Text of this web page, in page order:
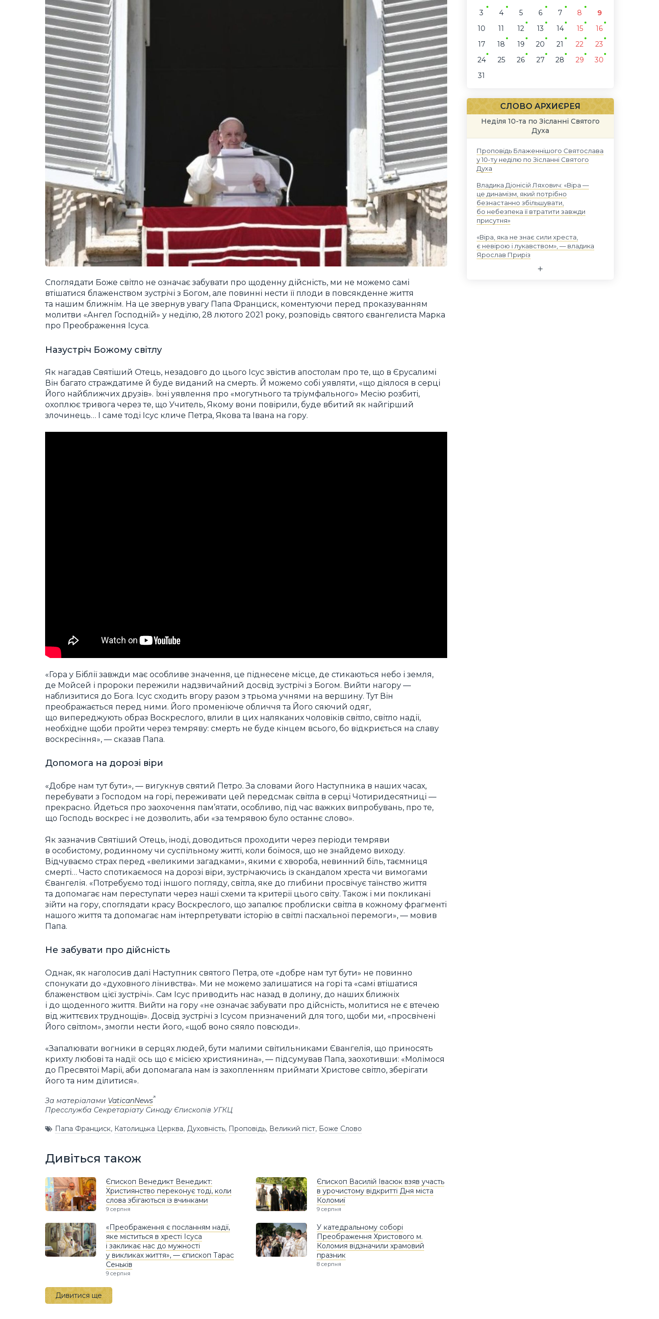
Споглядати Боже світло не означає забувати про щоденну дійсність, ми не можемо самі
втішатися блаженством зустрічі з Богом, але повинні нести її плоди в повсякденне життя
та нашим ближнім. На це звернув увагу Папа Франциск, коментуючи перед проказуванням
молитви «Ангел Господній» у неділю, 28 лютого 2021 року, розповідь святого євангелиста Марка
про Преображення Ісуса.
Назустріч Божому світлу
Як нагадав Святіший Отець, незадовго до цього Ісус звістив апостолам про те, що в Єрусалимі
Він багато страждатиме й буде виданий на смерть. Й можемо собі уявляти, «що діялося в серці
Його найближчих друзів». Їхні уявлення про «могутнього та тріумфального» Месію розбиті,
охоплює тривога через те, що Учитель, Якому вони повірили, буде вбитий як найгірший
злочинець… І саме тоді Ісус кличе Петра, Якова та Івана на гору.
«Гора у Біблії завжди має особливе значення, це піднесене місце, де стикаються небо і земля,
де Мойсей і пророки пережили надзвичайний досвід зустрічі з Богом. Вийти нагору —
наблизитися до Бога. Ісус сходить вгору разом з трьома учнями на вершину. Тут Він
преображається перед ними. Його променіюче обличчя та Його сяючий одяг,
що випереджують образ Воскреслого, влили в цих наляканих чоловіків світло, світло надії,
необхідне щоби пройти через темряву: смерть не буде кінцем всього, бо відкриється на славу
воскресіння», — сказав Папа.
Допомога на дорозі віри
«Добре нам тут бути», — вигукнув святий Петро. За словами його Наступника в наших часах,
перебувати з Господом на горі, переживати цей передсмак світла в серці Чотиридесятниці —
прекрасно. Йдеться про заохочення пам’ятати, особливо, під час важких випробувань, про те,
що Господь воскрес і не дозволить, аби «за темрявою було останнє слово».
Як зазначив Святіший Отець, іноді, доводиться проходити через періоди темряви
в особистому, родинному чи суспільному житті, коли боїмося, що не знайдемо виходу.
Відчуваємо страх перед «великими загадками», якими є хвороба, невинний біль, таємниця
смерті… Часто спотикаємося на дорозі віри, зустрічаючись із скандалом хреста чи вимогами
Євангелія. «Потребуємо тоді іншого погляду, світла, яке до глибини просвічує таїнство життя
та допомагає нам переступати через наші схеми та критерії цього світу. Також і ми покликані
зійти на гору, споглядати красу Воскреслого, що запалює проблиски світла в кожному фрагменті
нашого життя та допомагає нам інтерпретувати історію в світлі пасхальної перемоги», — мовив
Папа.
Не забувати про дійсність
Однак, як наголосив далі Наступник святого Петра, оте «добре нам тут бути» не повинно
спонукати до «духовного лінивства». Ми не можемо залишатися на горі та «самі втішатися
блаженством цієї зустрічі». Сам Ісус приводить нас назад в долину, до наших ближніх
і до щоденного життя. Вийти на гору «не означає забувати про дійсність, молитися не є втечею
від життєвих труднощів». Досвід зустрічі з Ісусом призначений для того, щоби ми, «просвічені
Його світлом», змогли нести його, «щоб воно сяяло повсюди».
«Запалювати вогники в серцях людей, бути малими світильниками Євангелія, що приносять
крихту любові та надії: ось що є місією християнина», — підсумував Папа, заохотивши: «Молімося
до Пресвятої Марії, аби допомагала нам із захопленням приймати Христове світло, зберігати
його та ним ділитися».
За матеріалами VaticanNews
Пресслужба Секретаріату Синоду Єпископів УГКЦ
Папа Франциск, Католицька Церква, Духовність, Проповідь, Великий піст, Боже Слово
Дивіться також
Єпископ Венедикт Венедикт:
Християнство переконує тоді, коли
слова збігаються із вчинками
9 серпня
Єпископ Василій Івасюк взяв участь
в урочистому відкритті Дня міста
Коломиї
9 серпня
«Преображення є посланням надії,
яке міститься в хресті Ісуса
і закликає нас до мужності
у викликах життя», — єпископ Тарас
Сеньків
9 серпня
У катедральному соборі
Преображення Христового м.
Коломия відзначили храмовий
празник
8 серпня
Дивитися ще
3
4 5 6 7 8
9
10
11 12 13 14 15
16
17
18 19 20 21 22
23
24
25 26 27 28 29
30
31
СЛОВО АРХИЄРЕЯ
Неділя 10-та по Зісланні Святого
Духа
Проповідь Блаженнішого Святослава
у 10-ту неділю по Зісланні Святого
Духа
Владика Діонісій Ляхович: «Віра —
це динамізм, який потрібно
безнастанно збільшувати,
бо небезпека її втратити завжди
присутня»
«Віра, яка не знає сили хреста,
є невірою і лукавством», — владика
Ярослав Приріз